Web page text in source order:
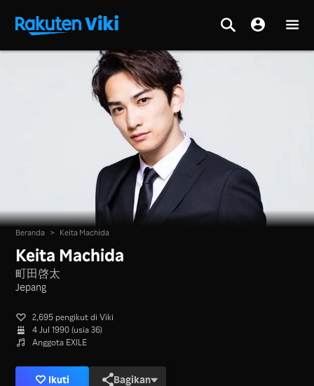
Beranda > Keita Machida
Keita Machida
町田啓太
Jepang
2,695 pengikut di Viki
4 Jul 1990 (usia 36)
Anggota EXILE
Ikuti Bagikan